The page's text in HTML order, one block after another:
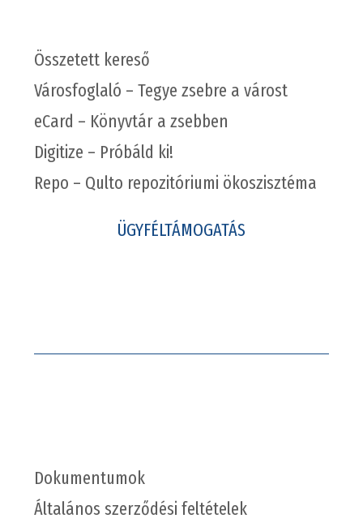
Összetett kereső
Városfoglaló – Tegye zsebre a várost
eCard – Könyvtár a zsebben
Digitize – Próbáld ki!
Repo – Qulto repozitóriumi ökoszisztéma
ÜGYFÉLTÁMOGATÁS
Dokumentumok
Általános szerződési feltételek